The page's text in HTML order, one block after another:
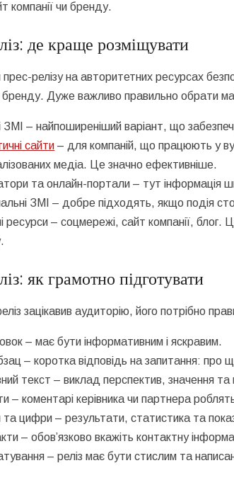
компанії чи бренду.
де краще розміщувати
прес-релізу на авторитетних ресурсах
бренду. Дуже важливо правильно обрати
ЗМІ – найпоширеніший варіант, що
сайти – для компаній, що працюють у
медіа. Це значно ефективніше.
та онлайн-портали – тут інформація
ЗМІ – добре підходять, якщо подія
ресурси – соцмережі, сайт компанії,
як грамотно підготувати
зацікавив аудиторію, його потрібно
– має бути інформативним і яскравим.
– коротка відповідь на запитання: про
текст – виклад перспектив, значення та
– коментарі керівника чи партнера
та цифри – результати, статистика та
– обов’язково вкажіть контактну
– реліз має бути стислим та